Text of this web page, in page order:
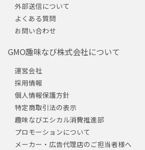
外部送信について
よくある質問
お問い合わせ
GMO趣味なび株式会社について
運営会社
採用情報
個人情報保護方針
特定商取引法の表示
趣味なびエシカル消費推進部
プロモーションについて
メーカー・広告代理店のご担当者様へ